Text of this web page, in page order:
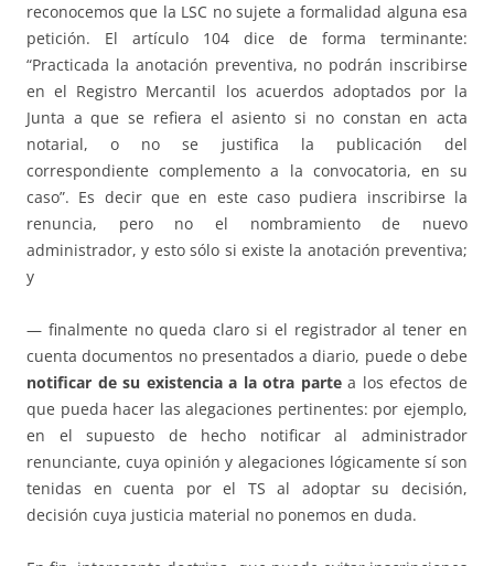
reconocemos que la LSC no sujete a formalidad alguna esa
petición. El artículo 104 dice de forma terminante:
“Practicada la anotación preventiva, no podrán inscribirse
en el Registro Mercantil los acuerdos adoptados por la
Junta a que se refiera el asiento si no constan en acta
notarial, o no se justifica la publicación del
correspondiente complemento a la convocatoria, en su
caso”. Es decir que en este caso pudiera inscribirse la
renuncia, pero no el nombramiento de nuevo
administrador, y esto sólo si existe la anotación preventiva;
y
— finalmente no queda claro si el registrador al tener en
cuenta documentos no presentados a diario, puede o debe
notificar de su existencia a la otra partea los efectos de
que pueda hacer las alegaciones pertinentes: por ejemplo,
en el supuesto de hecho notificar al administrador
renunciante, cuya opinión y alegaciones lógicamente sí son
tenidas en cuenta por el TS al adoptar su decisión,
decisión cuya justicia material no ponemos en duda.